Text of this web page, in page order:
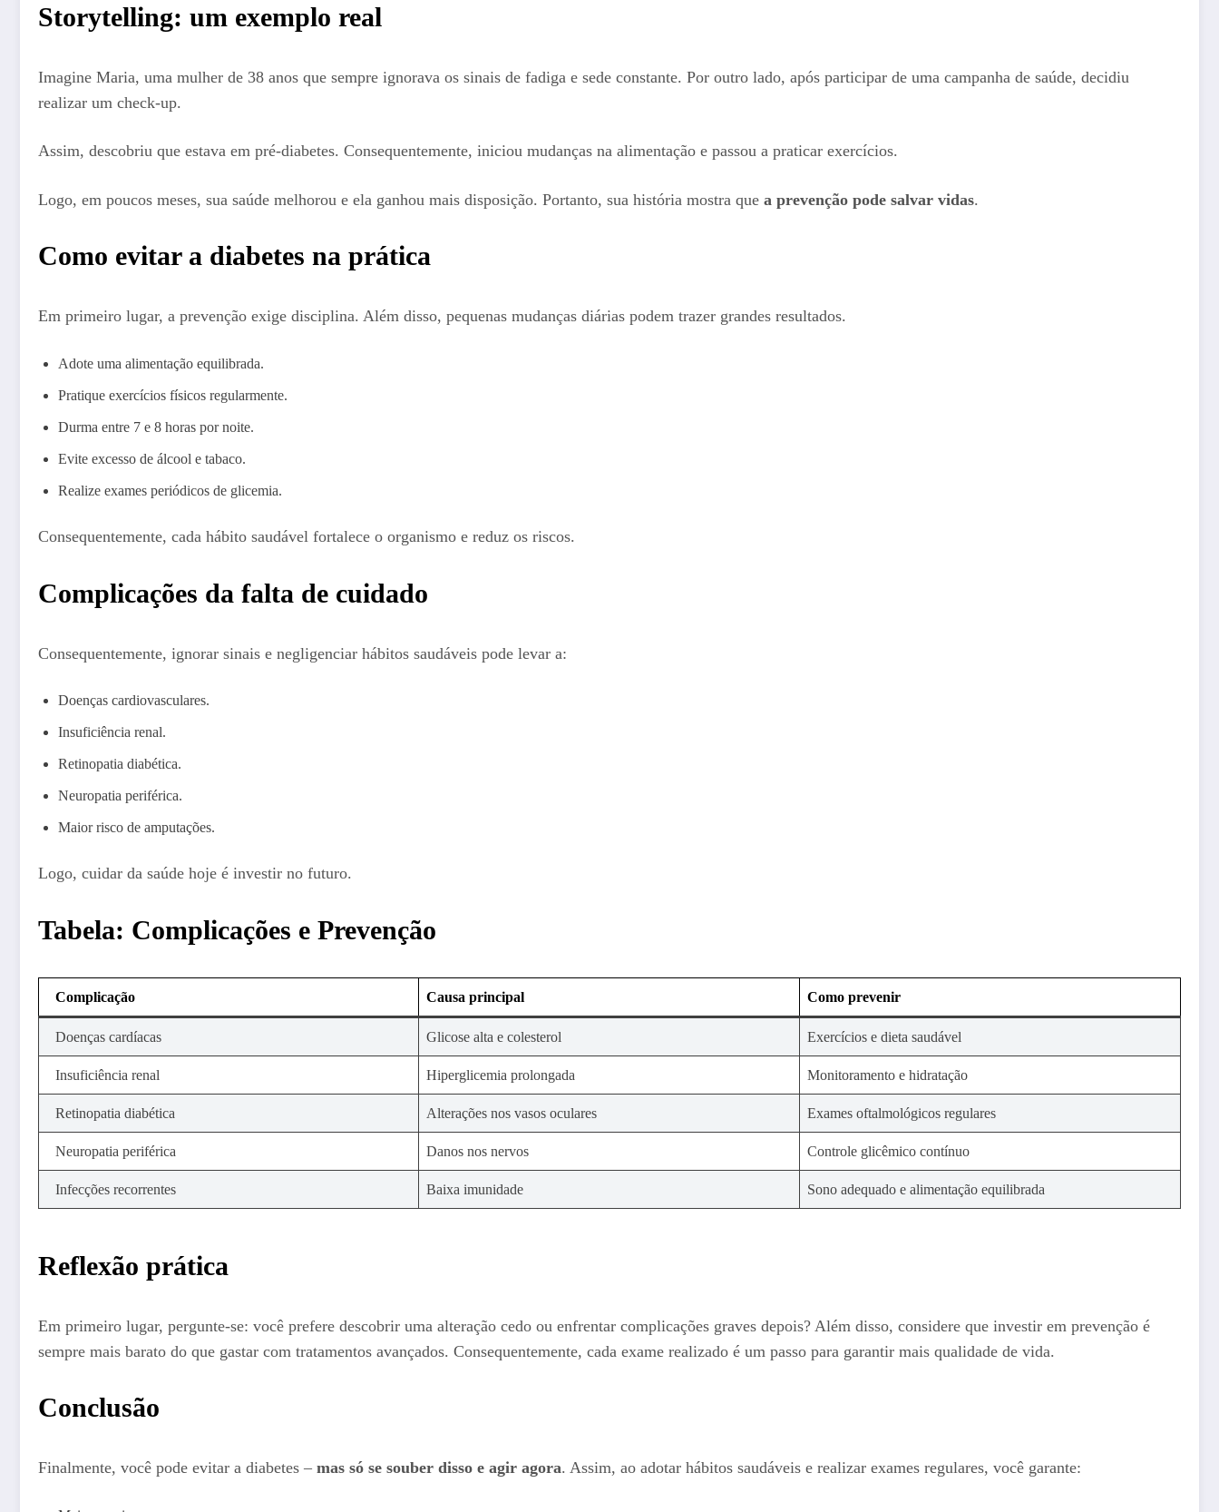
Storytelling: um exemplo real
Imagine Maria, uma mulher de 38 anos que sempre ignorava os sinais de fadiga e sede constante. Por outro lado, após participar de uma campanha de saúde, decidiu
realizar um check-up.
Assim, descobriu que estava em pré-diabetes. Consequentemente, iniciou mudanças na alimentação e passou a praticar exercícios.
Logo, em poucos meses, sua saúde melhorou e ela ganhou mais disposição. Portanto, sua história mostra que a prevenção pode salvar vidas.
Como evitar a diabetes na prática
Em primeiro lugar, a prevenção exige disciplina. Além disso, pequenas mudanças diárias podem trazer grandes resultados.
Adote uma alimentação equilibrada.
Pratique exercícios físicos regularmente.
Durma entre 7 e 8 horas por noite.
Evite excesso de álcool e tabaco.
Realize exames periódicos de glicemia.
Consequentemente, cada hábito saudável fortalece o organismo e reduz os riscos.
Complicações da falta de cuidado
Consequentemente, ignorar sinais e negligenciar hábitos saudáveis pode levar a:
Doenças cardiovasculares.
Insuficiência renal.
Retinopatia diabética.
Neuropatia periférica.
Maior risco de amputações.
Logo, cuidar da saúde hoje é investir no futuro.
Tabela: Complicações e Prevenção
Complicação Causa principal Como prevenir
Doenças cardíacas Glicose alta e colesterol Exercícios e dieta saudável
Insuficiência renal Hiperglicemia prolongada Monitoramento e hidratação
Retinopatia diabética Alterações nos vasos oculares Exames oftalmológicos regulares
Neuropatia periférica Danos nos nervos Controle glicêmico contínuo
Infecções recorrentes Baixa imunidade Sono adequado e alimentação equilibrada
Reflexão prática
Em primeiro lugar, pergunte-se: você prefere descobrir uma alteração cedo ou enfrentar complicações graves depois? Além disso, considere que investir em prevenção é
sempre mais barato do que gastar com tratamentos avançados. Consequentemente, cada exame realizado é um passo para garantir mais qualidade de vida.
Conclusão
Finalmente, você pode evitar a diabetes – mas só se souber disso e agir agora. Assim, ao adotar hábitos saudáveis e realizar exames regulares, você garante: